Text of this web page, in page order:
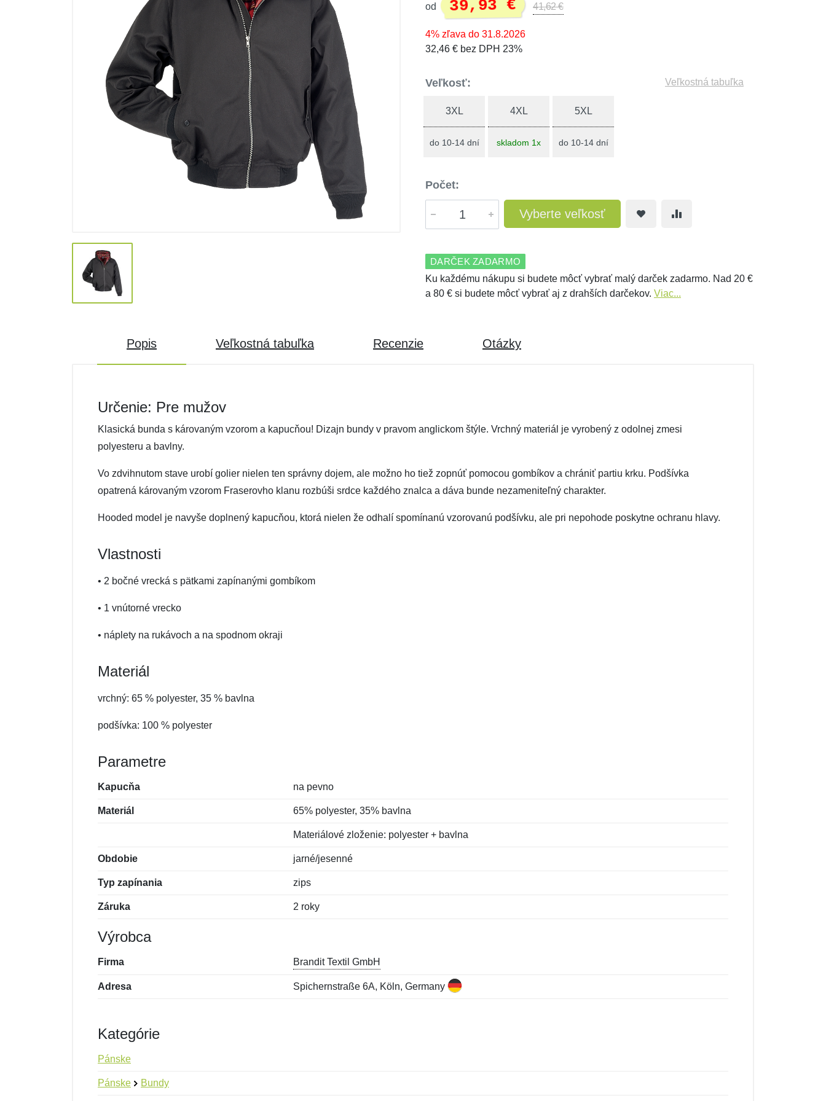
od 39,93 € 41,62 €
4% zľava do 31.8.2026
32,46 € bez DPH 23%
Veľkosť: Veľkostná tabuľka
3XL
do 10-14 dní
4XL
skladom 1x
5XL
do 10-14 dní
Počet:
Vyberte veľkosť
DARČEK ZADARMO
Ku každému nákupu si budete môcť vybrať malý darček zadarmo. Nad 20 €
a 80 € si budete môcť vybrať aj z drahších darčekov. Viac...
Popis Veľkostná tabuľka Recenzie Otázky
Určenie: Pre mužov
Klasická bunda s károvaným vzorom a kapucňou! Dizajn bundy v pravom anglickom štýle. Vrchný materiál je vyrobený z odolnej zmesi
polyesteru a bavlny.
Vo zdvihnutom stave urobí golier nielen ten správny dojem, ale možno ho tiež zopnúť pomocou gombíkov a chrániť partiu krku. Podšívka
opatrená károvaným vzorom Fraserovho klanu rozbúši srdce každého znalca a dáva bunde nezameniteľný charakter.
Hooded model je navyše doplnený kapucňou, ktorá nielen že odhalí spomínanú vzorovanú podšívku, ale pri nepohode poskytne ochranu hlavy.
Vlastnosti
• 2 bočné vrecká s pätkami zapínanými gombíkom
• 1 vnútorné vrecko
• náplety na rukávoch a na spodnom okraji
Materiál
vrchný: 65 % polyester, 35 % bavlna
podšívka: 100 % polyester
Parametre
Kapucňa na pevno
Materiál 65% polyester, 35% bavlna
Materiálové zloženie: polyester + bavlna
Obdobie jarné/jesenné
Typ zapínania zips
Záruka 2 roky
Výrobca
Firma Brandit Textil GmbH
Adresa Spichernstraße 6A, Köln, Germany
Kategórie
Pánske
Pánske Bundy